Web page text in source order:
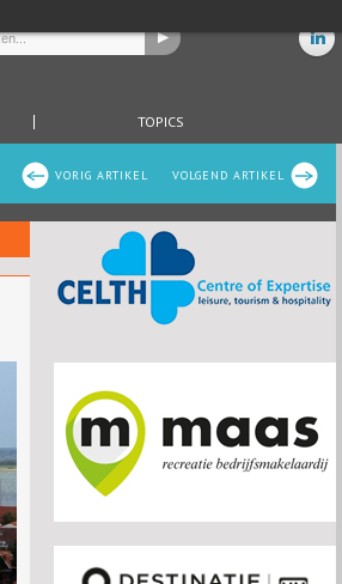
TOPICS
VOLGEND ARTIKEL
VORIG ARTIKEL